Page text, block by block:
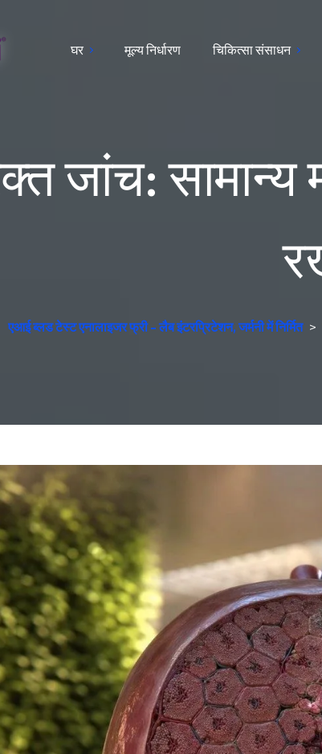
घर मूल्य निर्धारण चिकित्सा संसाधन
जांच:
एआई ब्लड टेस्ट एनालाइजर फ्री - लैब इंटरप्रिटेशन, जर्मनी में निर्मित >